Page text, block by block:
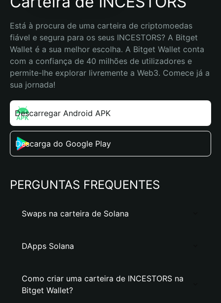
Está à procura de uma carteira de criptomoedas
fiável e segura para os seus INCESTORS? A Bitget
Wallet é a sua melhor escolha. A Bitget Wallet conta
com a confiança de 40 milhões de utilizadores e
permite-lhe explorar livremente a Web3. Comece já a
sua jornada!
Descarregar Android APK
Descarga do Google Play
PERGUNTAS FREQUENTES
Swaps na carteira de Solana
DApps Solana
Como criar uma carteira de INCESTORS na
Bitget Wallet?